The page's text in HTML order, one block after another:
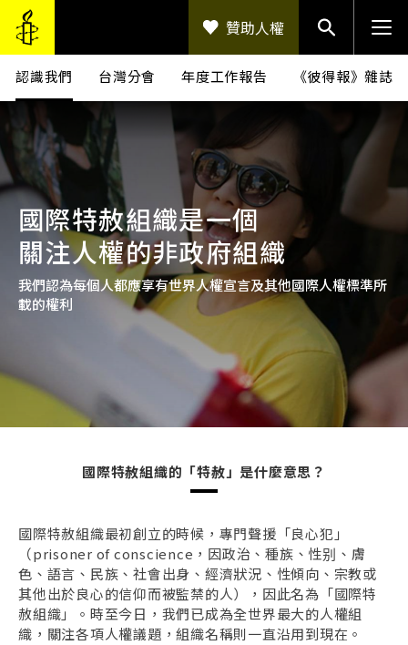
關於我們
認識我們 台灣分會 年度工作報告 《彼得報》雜誌
國際特赦組織是一個
關注人權的非政府組織
我們認為每個人都應享有世界人權宣言及其他國際人權標準所
載的權利
國際特赦組織的「特赦」是什麼意思？
國際特赦組織最初創立的時候，專門聲援「良心犯」
（prisoner of conscience，因政治、種族、性别、膚
色、語言、民族、社會出身、經濟狀況、性傾向、宗教或
其他出於良心的信仰而被監禁的人），因此名為「國際特
赦組織」。時至今日，我們已成為全世界最大的人權組
織，關注各項人權議題，組織名稱則一直沿用到現在。
贊助人權